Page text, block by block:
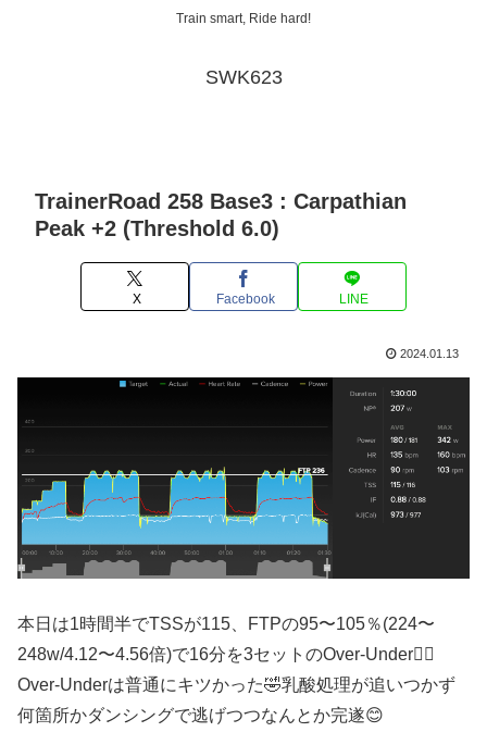
Train smart, Ride hard!
SWK623
TrainerRoad 258 Base3 : Carpathian
Peak +2 (Threshold 6.0)
X Facebook LINE
2024.01.13
本日は1時間半でTSSが115、FTPの95〜105％(224〜
248w/4.12〜4.56倍)で16分を3セットのOver-Under🚴‍♂️
Over-Underは普通にキツかった🤣乳酸処理が追いつかず
何箇所かダンシングで逃げつつなんとか完遂😊